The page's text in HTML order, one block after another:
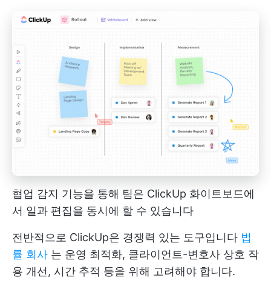
협업 감지 기능을 통해 팀은 ClickUp 화이트보드에
서 일과 편집을 동시에 할 수 있습니다
전반적으로 ClickUp은 경쟁력 있는 도구입니다 법
률 회사 는 운영 최적화, 클라이언트-변호사 상호 작
용 개선, 시간 추적 등을 위해 고려해야 합니다.